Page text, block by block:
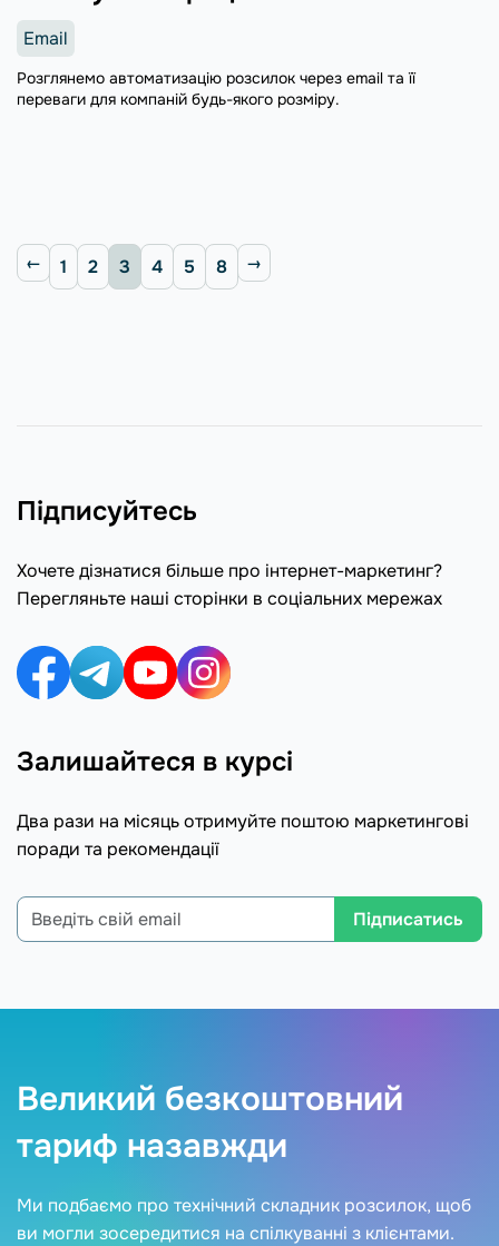
Email
Розглянемо автоматизацію розсилок через email та її
переваги для компаній будь-якого розміру.
1 2 3 4 5 8
Підписуйтесь
Хочете дізнатися більше про інтернет-маркетинг?
Перегляньте наші сторінки в соціальних мережах
Залишайтеся в курсі
Два рази на місяць отримуйте поштою маркетингові
поради та рекомендації
Підписатись
Великий безкоштовний
тариф назавжди
Ми подбаємо про технічний складник розсилок, щоб
ви могли зосередитися на спілкуванні з клієнтами.